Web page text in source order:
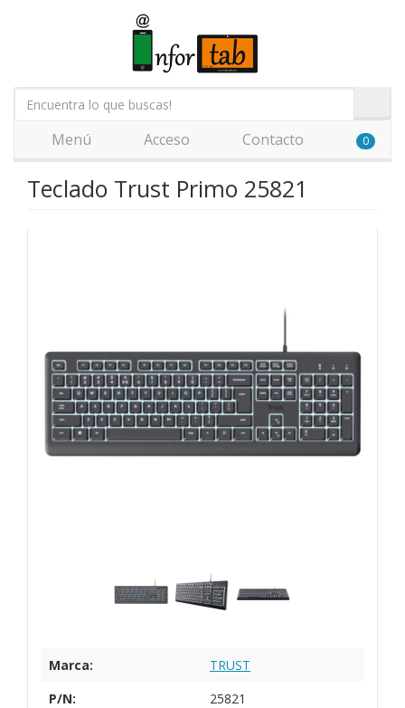
Menú Acceso Contacto 0
Teclado Trust Primo 25821
Marca:
TRUST
P/N:
25821